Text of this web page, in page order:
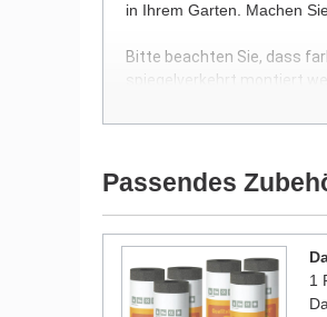
in Ihrem Garten. Machen
Bitte beachten Sie, dass
spiegelverkehrt montiert
Wir möchten Sie an dieser
Bilder unserer Kunden
Passendes
1